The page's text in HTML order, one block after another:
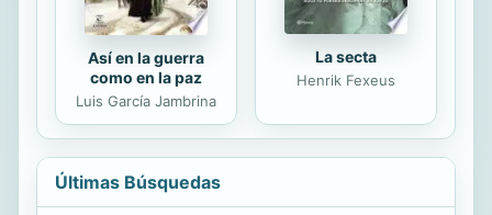
Así en la guerra
como en la paz
Luis García Jambrina
La secta
Henrik Fexeus
Últimas Búsquedas